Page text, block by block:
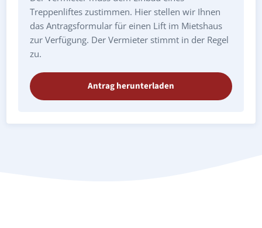
Treppenliftes zustimmen. Hier stellen wir Ihnen
das Antragsformular für einen Lift im Mietshaus
zur Verfügung. Der Vermieter stimmt in der Regel
zu.
Antrag herunterladen